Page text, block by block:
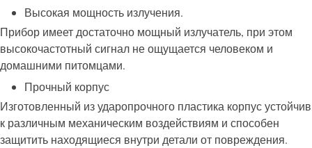
Высокая мощность излучения.
Прибор имеет достаточно мощный излучатель, при этом
высокочастотный сигнал не ощущается человеком и
домашними питомцами.
Прочный корпус
Изготовленный из ударопрочного пластика корпус устойчив
к различным механическим воздействиям и способен
защитить находящиеся внутри детали от повреждения.